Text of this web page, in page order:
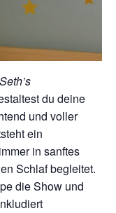
du deine
und voller
ein
in sanftes
Schlaf begleitet.
die Show und